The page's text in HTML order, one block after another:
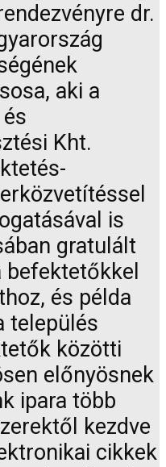
dr.
aki a
Kht.
is
gratulált
és példa
település
közötti
előnyösnek
ipara több
kezdve
cikkek